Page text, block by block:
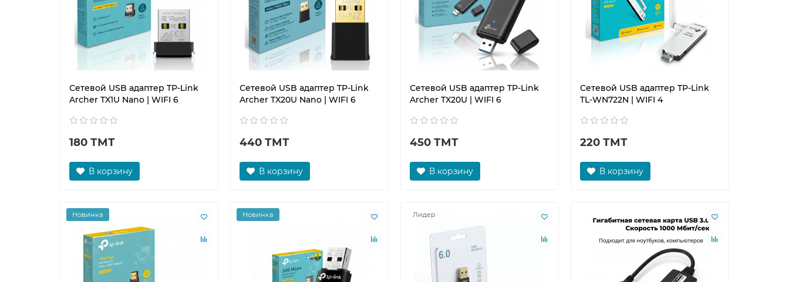
Сетевой USB адаптер TP-Link
Archer TX1U Nano | WIFI 6
180 ТМТ
В корзину
Сетевой USB адаптер TP-Link
Archer TX20U Nano | WIFI 6
440 ТМТ
В корзину
Сетевой USB адаптер TP-Link
Archer TX20U | WIFI 6
450 ТМТ
В корзину
Сетевой USB адаптер TP-Link
TL-WN722N | WIFI 4
220 ТМТ
В корзину
Новинка Новинка Лидер